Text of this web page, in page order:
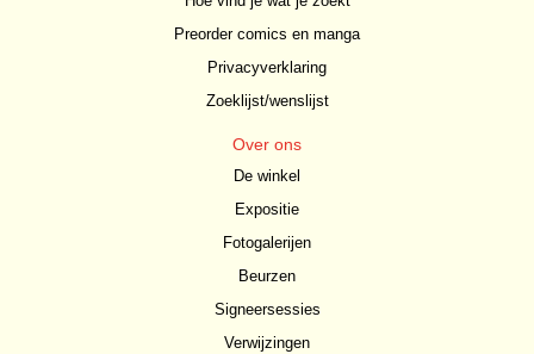
Preorder comics en manga
Privacyverklaring
Zoeklijst/wenslijst
Over ons
De winkel
Expositie
Fotogalerijen
Beurzen
Signeersessies
Verwijzingen